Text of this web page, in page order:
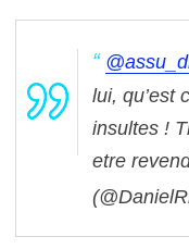
lui, qu’est
insultes !
etre